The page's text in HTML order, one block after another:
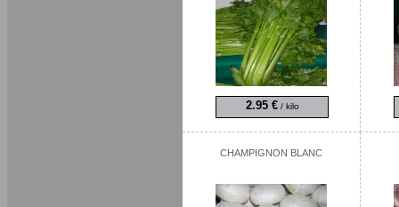
2.95 €/ kilo
CHAMPIGNON BLANC